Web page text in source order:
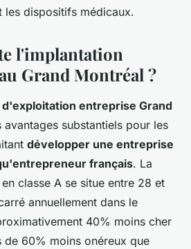
les dispositifs médicaux.
l'implantation
Grand Montréal ?
entreprise Grand
avantages substantiels pour les
développer une entreprise
français. La
classe A se situe entre 28 et
annuellement dans le
40% moins cher
60% moins onéreux que